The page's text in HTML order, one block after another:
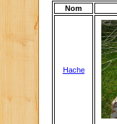
Nom
Hache